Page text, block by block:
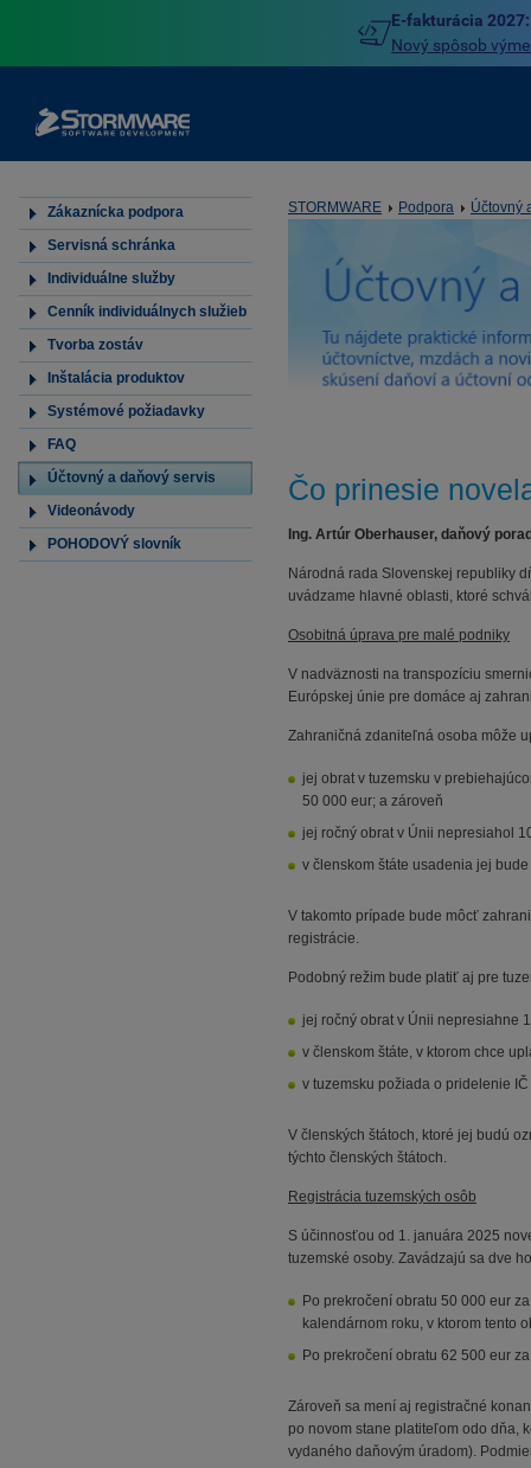
E-fakturácia 2027:
Nový spôsob
Zákaznícka podpora
Servisná schránka
Individuálne služby
Cenník individuálnych služieb
Tvorba zostáv
Inštalácia produktov
Systémové požiadavky
FAQ
Účtovný a daňový servis
Videonávody
POHODOVÝ slovník
STORMWARE Podpora Účtovný
Čo prinesie
Ing. Artúr Oberhauser, daňový
Národná rada Slovenskej republiky
uvádzame hlavné oblasti, ktoré
Osobitná úprava pre malé podniky
V nadväznosti na transpozíciu
Európskej únie pre domáce aj
Zahraničná zdaniteľná osoba môže
jej obrat v tuzemsku v
50 000 eur; a zároveň
jej ročný obrat v Únii nepresiahol
v členskom štáte usadenia jej
V takomto prípade bude môcť
registrácie.
Podobný režim bude platiť aj pre
jej ročný obrat v Únii nepresiahne
v členskom štáte, v ktorom chce
v tuzemsku požiada o pridelenie
V členských štátoch, ktoré jej budú
týchto členských štátoch.
Registrácia tuzemských osôb
S účinnosťou od 1. januára 2025
tuzemské osoby. Zavádzajú sa dve
Po prekročení obratu 50 000 eur
kalendárnom roku, v ktorom tento
Po prekročení obratu 62 500 eur
Zároveň sa mení aj registračné
po novom stane platiteľom odo dňa,
vydaného daňovým úradom).